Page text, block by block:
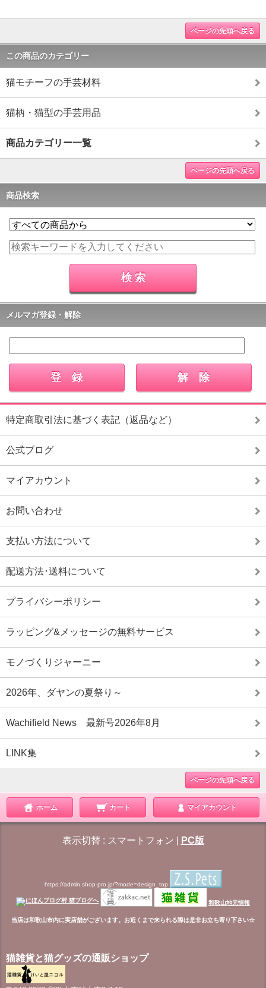
ページの先頭へ戻る
この商品のカテゴリー
猫モチーフの手芸材料
猫柄・猫型の手芸用品
商品カテゴリー一覧
ページの先頭へ戻る
商品検索
メルマガ登録・解除
特定商取引法に基づく表記（返品など）
公式ブログ
マイアカウント
お問い合わせ
支払い方法について
配送方法･送料について
プライバシーポリシー
ラッピング&メッセージの無料サービス
モノづくりジャーニー
2026年、ダヤンの夏祭り～
Wachifield News 最新号2026年8月
LINK集
ページの先頭へ戻る
ホーム カート マイアカウント
表示切替 : スマートフォン PC版
https://admin.shop-pro.jp/?mode=design_top
和歌山地元情報
当店は和歌山市内に実店舗がございます。お近くまで来られる際は是非お立ち寄り下さい☆
猫雑貨と猫グッズの通販ショップ